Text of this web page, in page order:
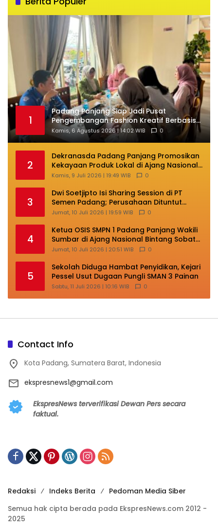
1
Padang Panjang Siap Jadi Pusat
Pengembangan Fashion Kreatif Berbasis
Budaya Lokal
Kamis, 6 Agustus 2026 | 14:02 WIB 0
2
Dekranasda Padang Panjang Promosikan
Kekayaan Produk Lokal di Ajang Nasional
Makassar
Kamis, 9 Juli 2026 | 19:49 WIB 0
3
Dwi Soetjipto Isi Sharing Session di PT
Semen Padang; Perusahaan Dituntut
Lakukan Transformasi
Jumat, 10 Juli 2026 | 19:59 WIB 0
4
Ketua OSIS SMPN 1 Padang Panjang Wakili
Sumbar di Ajang Nasional Bintang Sobat
SMP
Jumat, 10 Juli 2026 | 20:51 WIB 0
5
Sekolah Diduga Hambat Penyidikan, Kejari
Pessel Usut Dugaan Pungli SMAN 3 Painan
Sabtu, 11 Juli 2026 | 10:16 WIB 0
Contact Info
Kota Padang, Sumatera Barat, Indonesia
ekspresnews1@gmail.com
EkspresNews terverifikasi Dewan Pers secara
faktual.
Redaksi Indeks Berita
Pedoman Media Siber
Semua hak cipta berada pada EkspresNews.com 2012 -
2025